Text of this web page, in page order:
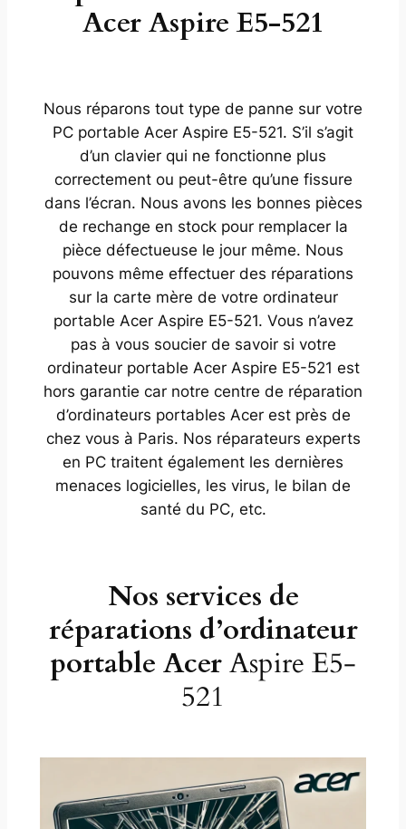
Acer Aspire E5-521
Nous réparons tout type de panne sur votre
PC portable Acer Aspire E5-521. S’il s’agit
d’un clavier qui ne fonctionne plus
correctement ou peut-être qu’une fissure
dans l’écran. Nous avons les bonnes pièces
de rechange en stock pour remplacer la
pièce défectueuse le jour même. Nous
pouvons même effectuer des réparations
sur la carte mère de votre ordinateur
portable Acer Aspire E5-521. Vous n’avez
pas à vous soucier de savoir si votre
ordinateur portable Acer Aspire E5-521 est
hors garantie car notre centre de réparation
d’ordinateurs portables Acer est près de
chez vous à Paris. Nos réparateurs experts
en PC traitent également les dernières
menaces logicielles, les virus, le bilan de
santé du PC, etc.
Nos services de
réparations d’ordinateur
portable AcerAspire E5-
521